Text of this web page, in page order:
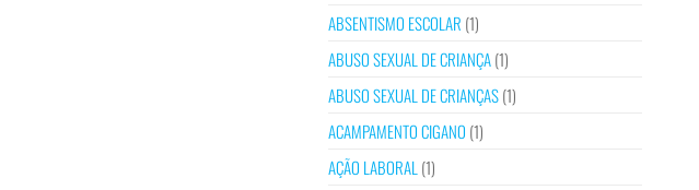
ABSENTISMO ESCOLAR (1)
ABUSO SEXUAL DE CRIANÇA(1)
ABUSO SEXUAL DE CRIANÇAS(1)
ACAMPAMENTO CIGANO (1)
AÇÃO LABORAL (1)